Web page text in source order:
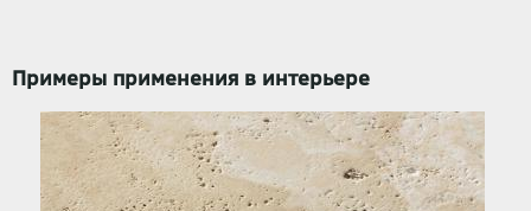
Примеры применения в интерьере